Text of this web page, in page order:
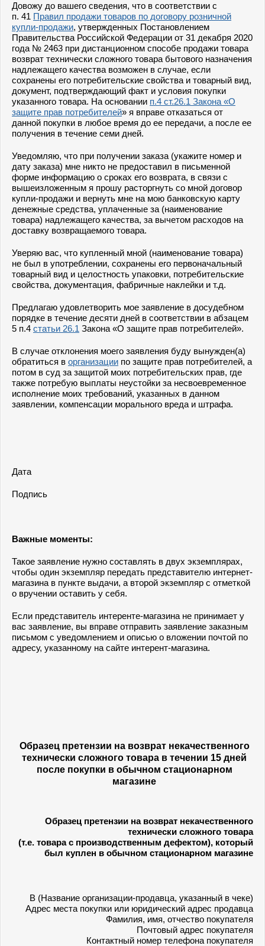
Довожу до вашего сведения, что в соответствии с
п. 41 Правил продажи товаров по договору розничной
купли-продажи, утвержденных Постановлением
Правительства Российской Федерации от 31 декабря 2020
года № 2463 при дистанционном способе продажи товара
возврат технически сложного товара бытового назначения
надлежащего качества возможен в случае, если
сохранены его потребительские свойства и товарный вид,
документ, подтверждающий факт и условия покупки
указанного товара. На основании п.4 ст.26.1 Закона «О
защите прав потребителей» я вправе отказаться от
данной покупки в любое время до ее передачи, а после ее
получения в течение семи дней.
Уведомляю, что при получении заказа (укажите номер и
дату заказа) мне никто не предоставил в письменной
форме информацию о сроках его возврата, в связи с
вышеизложенным я прошу расторгнуть со мной договор
купли-продажи и вернуть мне на мою банковскую карту
денежные средства, уплаченные за (наименование
товара) надлежащего качества, за вычетом расходов на
доставку возвращаемого товара.
Уверяю вас, что купленный мной (наименование товара)
не был в употреблении, сохранены его первоначальный
товарный вид и целостность упаковки, потребительские
свойства, документация, фабричные наклейки и т.д.
Предлагаю удовлетворить мое заявление в досудебном
порядке в течение десяти дней в соответствии в абзацем
5 п.4 статьи 26.1 Закона «О защите прав потребителей».
В случае отклонения моего заявления буду вынужден(а)
обратиться в организации по защите прав потребителей, а
потом в суд за защитой моих потребительских прав, где
также потребую выплаты неустойки за несвоевременное
исполнение моих требований, указанных в данном
заявлении, компенсации морального вреда и штрафа.
Дата
Подпись
Важные моменты:
Такое заявление нужно составлять в двух экземплярах,
чтобы один экземпляр передать представителю интернет-
магазина в пункте выдачи, а второй экземпляр с отметкой
о вручении оставить у себя.
Если представитель интеренте-магазина не принимает у
вас заявление, вы вправе отправить заявление заказным
письмом с уведомлением и описью о вложении почтой по
адресу, указанному на сайте интерент-магазина.
Образец претензии на возврат некачественного
технически сложного товара в течении 15 дней
после покупки в обычном стационарном
магазине
Образец претензии на возврат некачественного
технически сложного товара
(т.е. товара с производственным дефектом), который
был куплен в обычном стационарном магазине
В (Название организации-продавца, указанный в чеке)
Адрес места покупки или юридический адрес продавца
Фамилия, имя, отчество покупателя
Почтовый адрес покупателя
Контактный номер телефона покупателя